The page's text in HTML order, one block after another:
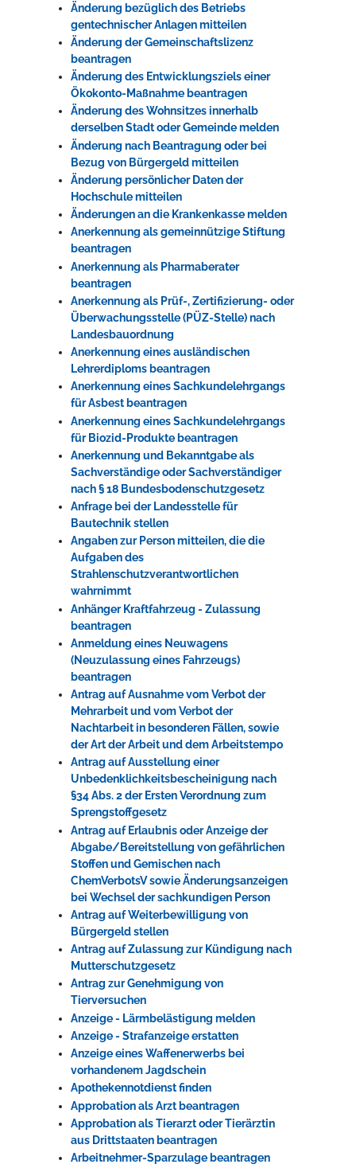
Änderung bezüglich des Betriebs
gentechnischer Anlagen mitteilen
Änderung der Gemeinschaftslizenz
beantragen
Änderung des Entwicklungsziels einer
Ökokonto-Maßnahme beantragen
Änderung des Wohnsitzes innerhalb
derselben Stadt oder Gemeinde melden
Änderung nach Beantragung oder bei
Bezug von Bürgergeld mitteilen
Änderung persönlicher Daten der
Hochschule mitteilen
Änderungen an die Krankenkasse melden
Anerkennung als gemeinnützige Stiftung
beantragen
Anerkennung als Pharmaberater
beantragen
Anerkennung als Prüf-, Zertifizierung- oder
Überwachungsstelle (PÜZ-Stelle) nach
Landesbauordnung
Anerkennung eines ausländischen
Lehrerdiploms beantragen
Anerkennung eines Sachkundelehrgangs
für Asbest beantragen
Anerkennung eines Sachkundelehrgangs
für Biozid-Produkte beantragen
Anerkennung und Bekanntgabe als
Sachverständige oder Sachverständiger
nach § 18 Bundesbodenschutzgesetz
Anfrage bei der Landesstelle für
Bautechnik stellen
Angaben zur Person mitteilen, die die
Aufgaben des
Strahlenschutzverantwortlichen
wahrnimmt
Anhänger Kraftfahrzeug - Zulassung
beantragen
Anmeldung eines Neuwagens
(Neuzulassung eines Fahrzeugs)
beantragen
Antrag auf Ausnahme vom Verbot der
Mehrarbeit und vom Verbot der
Nachtarbeit in besonderen Fällen, sowie
der Art der Arbeit und dem Arbeitstempo
Antrag auf Ausstellung einer
Unbedenklichkeitsbescheinigung nach
§34 Abs. 2 der Ersten Verordnung zum
Sprengstoffgesetz
Antrag auf Erlaubnis oder Anzeige der
Abgabe/Bereitstellung von gefährlichen
Stoffen und Gemischen nach
ChemVerbotsV sowie Änderungsanzeigen
bei Wechsel der sachkundigen Person
Antrag auf Weiterbewilligung von
Bürgergeld stellen
Antrag auf Zulassung zur Kündigung nach
Mutterschutzgesetz
Antrag zur Genehmigung von
Tierversuchen
Anzeige - Lärmbelästigung melden
Anzeige - Strafanzeige erstatten
Anzeige eines Waffenerwerbs bei
vorhandenem Jagdschein
Apothekennotdienst finden
Approbation als Arzt beantragen
Approbation als Tierarzt oder Tierärztin
aus Drittstaaten beantragen
Arbeitnehmer-Sparzulage beantragen